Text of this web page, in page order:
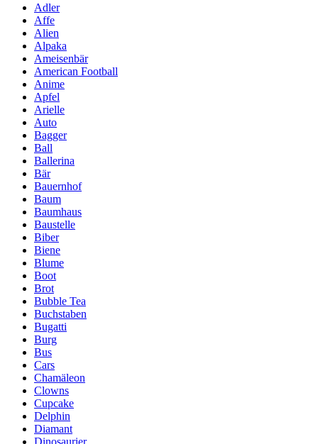
Adler
Affe
Alien
Alpaka
Ameisenbär
American Football
Anime
Apfel
Arielle
Auto
Bagger
Ball
Ballerina
Bär
Bauernhof
Baum
Baumhaus
Baustelle
Biber
Biene
Blume
Boot
Brot
Bubble Tea
Buchstaben
Bugatti
Burg
Bus
Cars
Chamäleon
Clowns
Cupcake
Delphin
Diamant
Dinosaurier